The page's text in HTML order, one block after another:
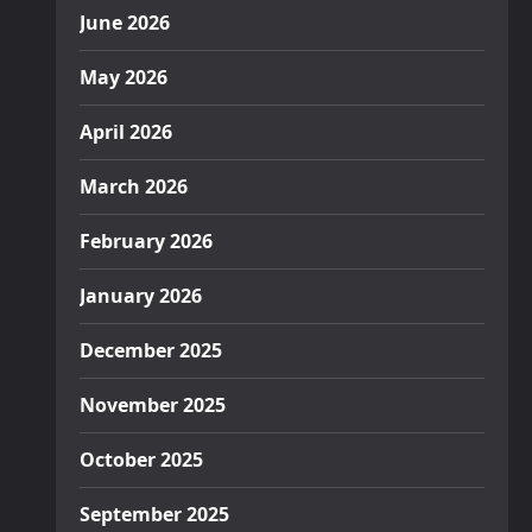
June 2026
May 2026
April 2026
March 2026
February 2026
January 2026
December 2025
November 2025
October 2025
September 2025